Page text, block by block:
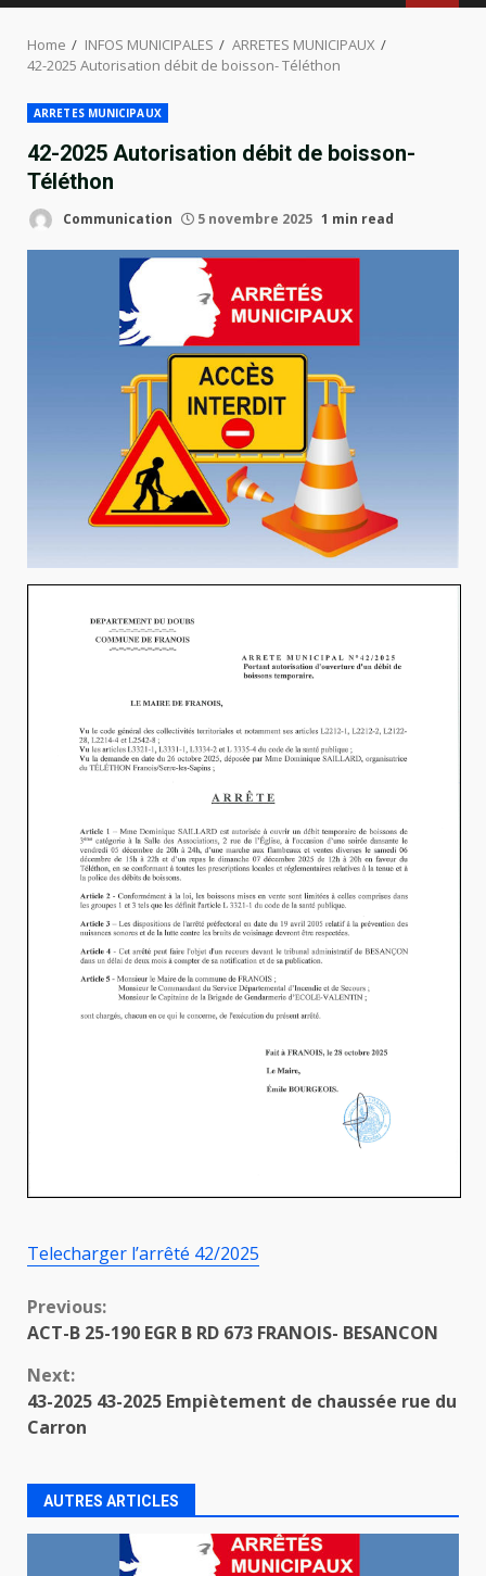
Home INFOS MUNICIPALES
ARRETES MUNICIPAUX
42-2025 Autorisation débit de boisson- Téléthon
ARRETES MUNICIPAUX
42-2025 Autorisation débit de boisson-
Téléthon
Communication 5 novembre 2025 1 min read
Telecharger l’arrêté 42/2025
Continue
Previous:
ACT-B 25-190 EGR B RD 673 FRANOIS- BESANCON
Next:
43-2025 43-2025 Empiètement de chaussée rue du
Carron
AUTRES ARTICLES